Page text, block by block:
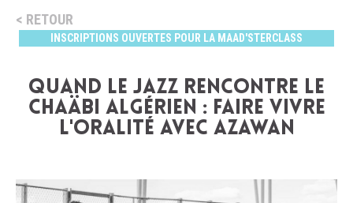
RETOUR
INSCRIPTIONS OUVERTES POUR LA MAAD'STERCLASS
QUAND LE JAZZ RENCONTRE LE
CHAÄBI ALGÉRIEN : FAIRE VIVRE
L'ORALITÉ avec Azawan